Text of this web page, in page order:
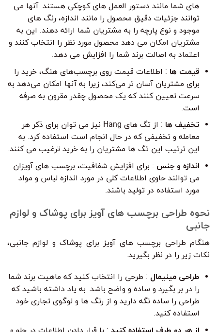
های شما مانند دستور العمل های کوچکی هستند. آنها می
توانند جزئیات دقیق محصول را مانند اندازه، رنگ های
موجود و نوع پارچه را به مشتریان شما ارائه دهند. این به
مشتریان امکان می دهد محصول مورد نظر را انتخاب کنند و
اعتماد به اصالت برند شما را افزایش می دهد.
قیمت ها : اطلاعات قیمت روی برچسب‌های هنگ، خرید را
برای مشتریان آسان تر می‌کند، زیرا به آنها امکان می‌دهد به
سرعت تعیین کنند که یک محصول چقدر مقرون به صرفه
است.
تخفیف ها
: از تگ های Hang نیز می توان برای ذکر هر
معامله و تخفیفی که در حال انجام است استفاده کرد. به
این ترتیب این تگ ها مشتریان را به خرید ترغیب می کنند.
اندازه و جنس : برای افزایش شفافیت، برچسب های آویزان
می توانند حاوی اطلاعات کلی در مورد اندازه لباس و مواد
مورد استفاده در تولید باشند.
نحوه طراحی برچسب های آویز برای پوشاک و لوازم
جانبی
هنگام طراحی برچسب های آویز برای پوشاک و لوازم جانبی،
نکات زیر را در نظر بگیرید:
طراحی مینیمال : طرحی را انتخاب کنید که ماهیت برند شما
را در بر بگیرد و ساده و واضح باشد. به یاد داشته باشید که
طراحی را ساده نگه دارید و از رنگ ها و لوگوی تجاری خود
استفاده کنید.